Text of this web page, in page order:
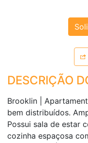
DESCRIÇÃO
Brooklin |
bem distribuídos.
Possui sala de estar
cozinha espaçosa